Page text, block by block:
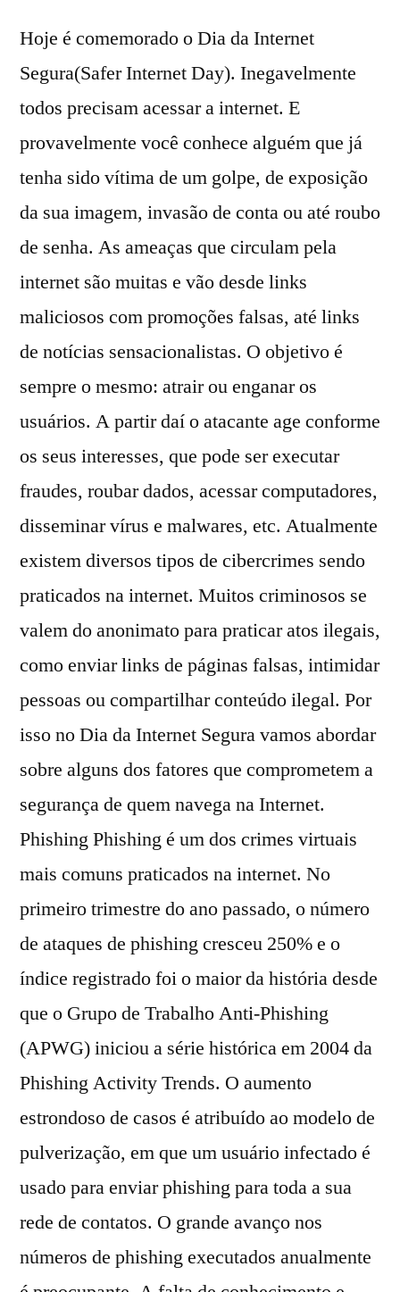
Hoje é comemorado o Dia da Internet
Segura(Safer Internet Day). Inegavelmente
todos precisam acessar a internet. E
provavelmente você conhece alguém que já
tenha sido vítima de um golpe, de exposição
da sua imagem, invasão de conta ou até roubo
de senha. As ameaças que circulam pela
internet são muitas e vão desde links
maliciosos com promoções falsas, até links
de notícias sensacionalistas. O objetivo é
sempre o mesmo: atrair ou enganar os
usuários. A partir daí o atacante age conforme
os seus interesses, que pode ser executar
fraudes, roubar dados, acessar computadores,
disseminar vírus e malwares, etc. Atualmente
existem diversos tipos de cibercrimes sendo
praticados na internet. Muitos criminosos se
valem do anonimato para praticar atos ilegais,
como enviar links de páginas falsas, intimidar
pessoas ou compartilhar conteúdo ilegal. Por
isso no Dia da Internet Segura vamos abordar
sobre alguns dos fatores que comprometem a
segurança de quem navega na Internet.
Phishing Phishing é um dos crimes virtuais
mais comuns praticados na internet. No
primeiro trimestre do ano passado, o número
de ataques de phishing cresceu 250% e o
índice registrado foi o maior da história desde
que o Grupo de Trabalho Anti-Phishing
(APWG) iniciou a série histórica em 2004 da
Phishing Activity Trends. O aumento
estrondoso de casos é atribuído ao modelo de
pulverização, em que um usuário infectado é
usado para enviar phishing para toda a sua
rede de contatos. O grande avanço nos
números de phishing executados anualmente